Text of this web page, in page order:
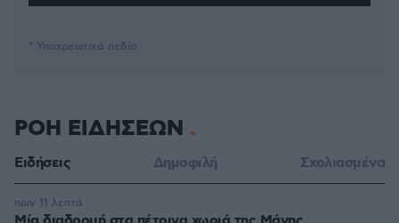
* Υποχρεωτικά πεδία
ΡΟΗ ΕΙΔΗΣΕΩΝ
Ειδήσεις Δημοφιλή Σχολιασμένα
πριν 11 λεπτά